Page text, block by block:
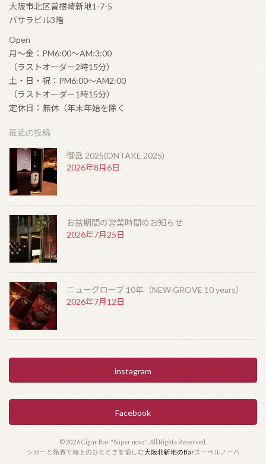
大阪市北区曽根崎新地1-7-5
バサラビル3階
Open
月〜金：PM6:00〜AM:3:00
（ラストオーダー2時15分）
土・日・祝：PM6:00〜AM2:00
（ラストオーダー1時15分）
定休日：無休（年末年始を除く
最近の投稿
御岳 2025(ONTAKE 2025)
2026年8月6日
お盆期間の営業時間のお知らせ
2026年7月25日
ニューグローブ 10年（NEW GROVE 10 years）
2026年7月12日
instagram
Facebook
© 2026 Cigar Bar "Super nova". All Rights Reserved.
シガーと銘酒で極上のひとときを愉しむ大阪北新地のBarスーペルノーバ